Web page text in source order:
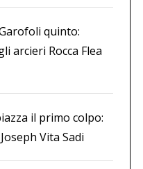
quinto:
arcieri Rocca Flea
il primo colpo:
Vita Sadi